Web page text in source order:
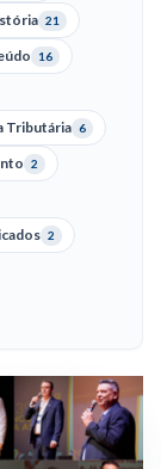
21
16
Tributária 6
2
2